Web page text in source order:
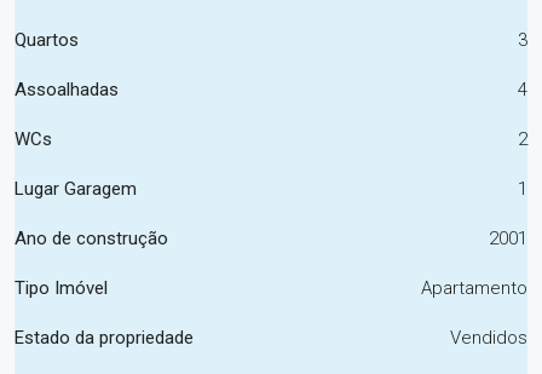
Quartos 3
Assoalhadas 4
WCs 2
Lugar Garagem 1
Ano de construção 2001
Tipo Imóvel Apartamento
Estado da propriedade Vendidos